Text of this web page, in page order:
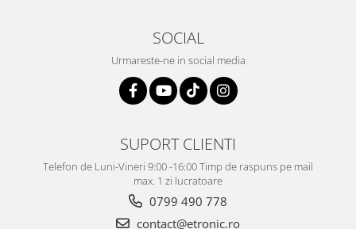
SOCIAL
Urmareste-ne in social media
SUPORT CLIENTI
Telefon de Luni-Vineri 9:00 -16:00 Timp de raspuns pe mail
max. 1 zi lucratoare
0799 490 778
contact@etronic.ro